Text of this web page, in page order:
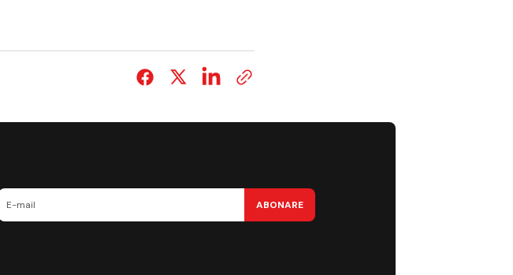
ABONARE